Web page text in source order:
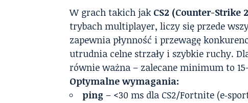
W grach takich jak CS2 (Counter-Strike
trybach multiplayer, liczy się przede
zapewnia płynność i przewagę
utrudnia celne strzały i szybkie ruchy.
równie ważna – zalecane minimum to
Optymalne wymagania:
ping – <30 ms dla CS2/Fortnite